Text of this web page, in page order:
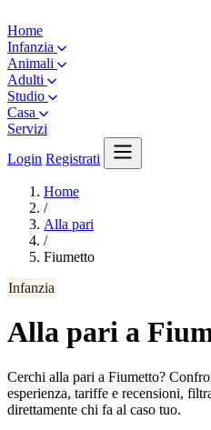
Home
Infanzia
Animali
Adulti
Studio
Casa
Servizi
Login Registrati
Home
/
Alla pari
/
Fiumetto
Infanzia
Alla pari a
Cerchi alla pari a Fiumetto?
esperienza, tariffe e recensioni,
direttamente chi fa al caso tuo.